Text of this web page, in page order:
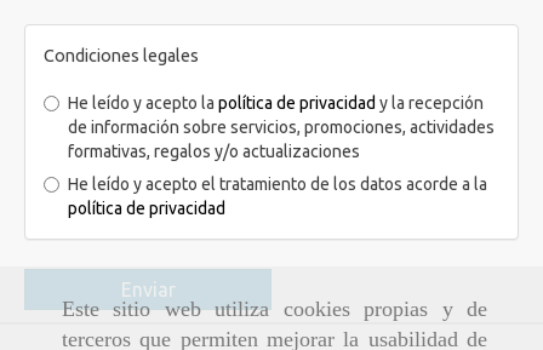
Este sitio web utiliza cookies propias y de
terceros que permiten mejorar la usabilidad de
Condiciones legales
He leído y acepto la política de privacidad y la recepción
de información sobre servicios, promociones, actividades
formativas, regalos y/o actualizaciones
He leído y acepto el tratamiento de los datos acorde a la
política de privacidad
Enviar